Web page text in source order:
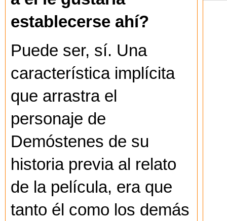
establecerse ahí?
Puede ser, sí. Una
característica implícita
que arrastra el
personaje de
Demóstenes de su
historia previa al relato
de la película, era que
tanto él como los demás